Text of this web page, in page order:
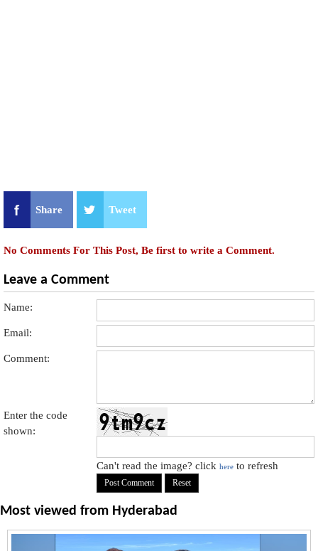
Share Tweet
No Comments For This Post, Be first to write a Comment.
Leave a Comment
Name:
Email:
Comment:
Enter the code
shown:
Can't read the image? clickhere to refresh
Most viewed from Hyderabad